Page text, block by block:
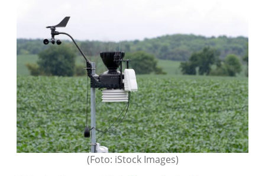
(Foto: iStock Images)